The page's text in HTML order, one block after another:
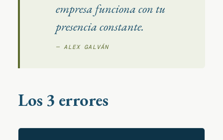
empresa funciona con tu
presencia constante.
— ALEX GALVÁN
Los 3 errores